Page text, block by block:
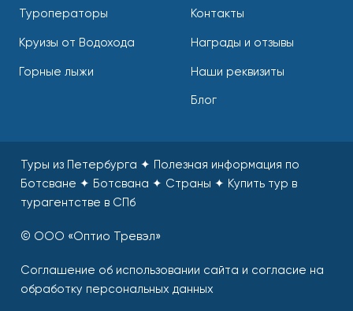
Туроператоры
Круизы от Водохода
Горные лыжи
Контакты
Награды и отзывы
Наши реквизиты
Блог
Туры из Петербурга ✦ Полезная информация по
Ботсване ✦ Ботсвана ✦ Страны ✦ Купить тур в
турагентстве в СПб
© ООО «Оптио Тревэл»
Соглашение об использовании сайта и согласие на
обработку персональных данных